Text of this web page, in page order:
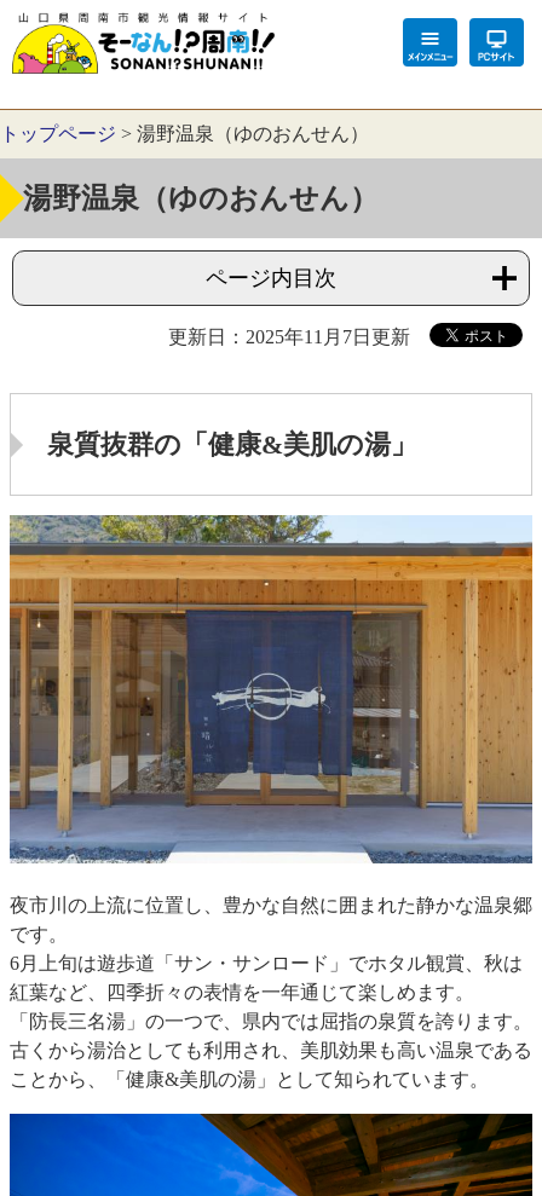
トップページ > 湯野温泉（ゆのおんせん）
湯野温泉（ゆのおんせん）
ページ内目次
更新日：2025年11月7日更新
泉質抜群の「健康&美肌の湯」
夜市川の上流に位置し、豊かな自然に囲まれた静かな温泉郷
です。
6月上旬は遊歩道「サン・サンロード」でホタル観賞、秋は
紅葉など、四季折々の表情を一年通じて楽しめます。
「防長三名湯」の一つで、県内では屈指の泉質を誇ります。
古くから湯治としても利用され、美肌効果も高い温泉である
ことから、「健康&美肌の湯」として知られています。